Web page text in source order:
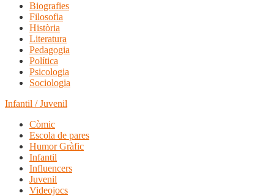
Biografies
Filosofia
Història
Literatura
Pedagogia
Política
Psicologia
Sociologia
Infantil / Juvenil
Còmic
Escola de pares
Humor Gràfic
Infantil
Influencers
Juvenil
Videojocs